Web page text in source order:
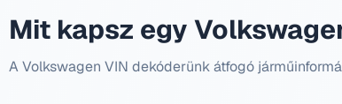
Mit kapsz egy
A Volkswagen VIN dekóderünk átfogó